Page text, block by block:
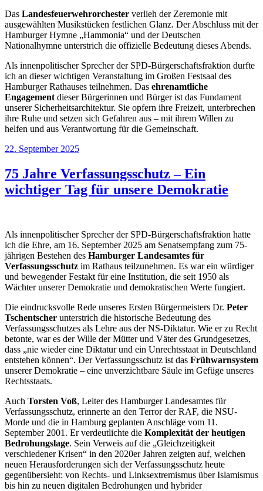
Das Landesfeuerwehrorchester verlieh der Zeremonie mit
ausgewählten Musikstücken festlichen Glanz. Der Abschluss mit der
Hamburger Hymne „Hammonia“ und der Deutschen
Nationalhymne unterstrich die offizielle Bedeutung dieses Abends.
Als innenpolitischer Sprecher der SPD-Bürgerschaftsfraktion durfte
ich an dieser wichtigen Veranstaltung im Großen Festsaal des
Hamburger Rathauses teilnehmen. Das ehrenamtliche
Engagement dieser Bürgerinnen und Bürger ist das Fundament
unserer Sicherheitsarchitektur. Sie opfern ihre Freizeit, unterbrechen
ihre Ruhe und setzen sich Gefahren aus – mit ihrem Willen zu
helfen und aus Verantwortung für die Gemeinschaft.
Veröffentlicht
22. September 2025
75 Jahre Verfassungsschutz – Ein
wichtiger Tag für unsere Demokratie
Als innenpolitischer Sprecher der SPD-Bürgerschaftsfraktion hatte
ich die Ehre, am 16. September 2025 am Senatsempfang zum 75-
jährigen Bestehen des Hamburger Landesamtes für
Verfassungsschutz im Rathaus teilzunehmen. Es war ein würdiger
und bewegender Festakt für eine Institution, die seit 1950 als
Wächter unserer Demokratie und demokratischen Werte fungiert.
Die eindrucksvolle Rede unseres Ersten Bürgermeisters Dr. Peter
Tschentscher unterstrich die historische Bedeutung des
Verfassungsschutzes als Lehre aus der NS-Diktatur. Wie er zu Recht
betonte, war es der Wille der Mütter und Väter des Grundgesetzes,
dass „nie wieder eine Diktatur und ein Unrechtsstaat in Deutschland
entstehen können“. Der Verfassungsschutz ist das Frühwarnsystem
unserer Demokratie – eine unverzichtbare Säule im Gefüge unseres
Rechtsstaats.
Auch Torsten Voß, Leiter des Hamburger Landesamtes für
Verfassungsschutz, erinnerte an den Terror der RAF, die NSU-
Morde und die in Hamburg geplanten Anschläge vom 11.
September 2001. Er verdeutlichte die Komplexität der heutigen
Bedrohungslage. Sein Verweis auf die „Gleichzeitigkeit
verschiedener Krisen“ in den 2020er Jahren zeigten auf, welchen
neuen Herausforderungen sich der Verfassungsschutz heute
gegenübersieht: von Rechts- und Linksextremismus über Islamismus
bis hin zu neuen digitalen Bedrohungen und hybrider